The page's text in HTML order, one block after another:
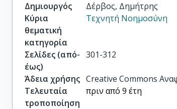
Δημιουργός
Δέρβος, Δημήτρης
Κύρια
θεματική
κατηγορία
Τεχνητή Νοημοσύνη
Σελίδες (από-
έως)
301-312
Άδεια χρήσης Creative Commons
Τελευταία
τροποποίηση
πριν από 9 έτη